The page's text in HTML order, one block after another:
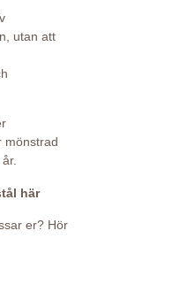
utan att
mönstrad
här
er? Hör